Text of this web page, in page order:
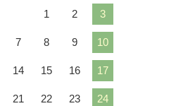
1
2 3
7 8 9 10
14 15 16 17
21 22 23 24